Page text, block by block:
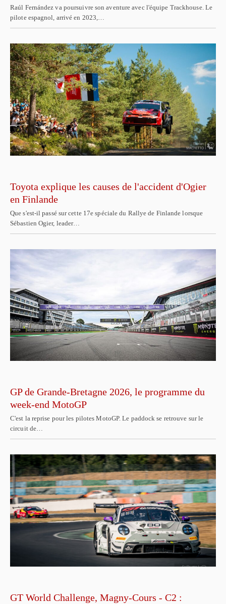
Raúl Fernández va poursuivre son aventure avec l'équipe Trackhouse. Le
pilote espagnol, arrivé en 2023,…
Toyota explique les causes de l'accident d'Ogier
en Finlande
Que s'est-il passé sur cette 17e spéciale du Rallye de Finlande lorsque
Sébastien Ogier, leader…
GP de Grande-Bretagne 2026, le programme du
week-end MotoGP
C'est la reprise pour les pilotes MotoGP. Le paddock se retrouve sur le
circuit de…
GT World Challenge, Magny-Cours - C2 :